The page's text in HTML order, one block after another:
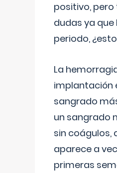
positivo,
dudas ya que
periodo,
La
implantación
sangrado
un sangrado
sin coágulos,
aparece a
primeras